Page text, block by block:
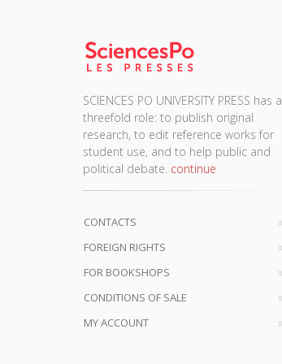
SCIENCES PO UNIVERSITY PRESS has a
threefold role: to publish original
research, to edit reference works for
student use, and to help public and
political debate. continue
CONTACTS
FOREIGN RIGHTS
FOR BOOKSHOPS
CONDITIONS OF SALE
MY ACCOUNT